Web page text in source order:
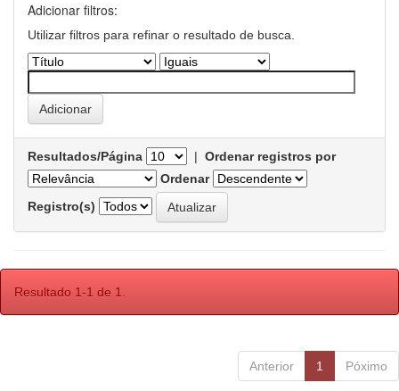
Adicionar filtros:
Utilizar filtros para refinar o resultado de busca.
Resultados/Página | Ordenar registros por
Ordenar
Registro(s)
Resultado 1-1 de 1.
Anterior 1 Póximo